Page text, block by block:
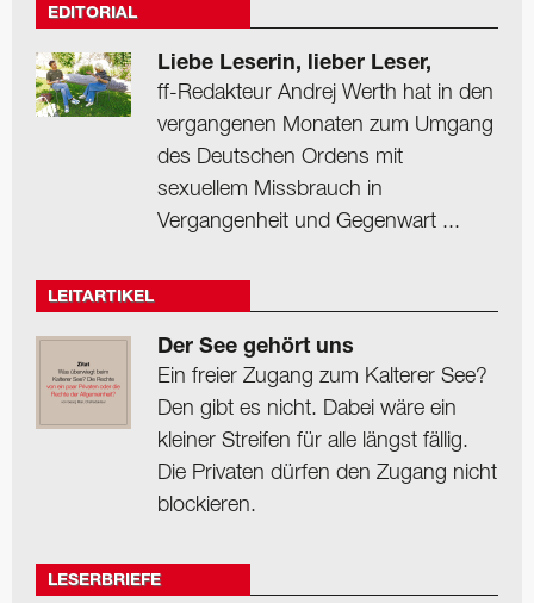
EDITORIAL
Liebe Leserin, lieber Leser,
ff-Redakteur Andrej Werth hat in den
vergangenen Monaten zum Umgang
des Deutschen Ordens mit
sexuellem Missbrauch in
Vergangenheit und Gegenwart ...
LEITARTIKEL
Der See gehört uns
Ein freier Zugang zum Kalterer See?
Den gibt es nicht. Dabei wäre ein
kleiner Streifen für alle längst fällig.
Die Privaten dürfen den Zugang nicht
blockieren.
LESERBRIEFE